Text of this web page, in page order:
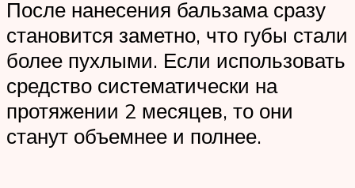
После нанесения бальзама сразу
становится заметно, что губы стали
более пухлыми. Если использовать
средство систематически на
протяжении 2 месяцев, то они
станут объемнее и полнее.